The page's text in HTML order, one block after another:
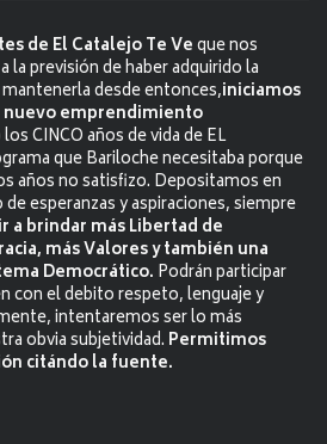
de El Catalejo Te Veque nos
previsión de haber adquirido la
mantenerla desde entonces,iniciamos
nuevo emprendimiento
CINCO años de vida de EL
que Bariloche necesitaba porque
años no satisfizo. Depositamos en
esperanzas y aspiraciones, siempre
a brindar más Libertad de
más Valores y también una
Democrático. Podrán participar
con el debito respeto, lenguaje y
intentaremos ser lo más
obvia subjetividad. Permitimos
citándo la fuente.